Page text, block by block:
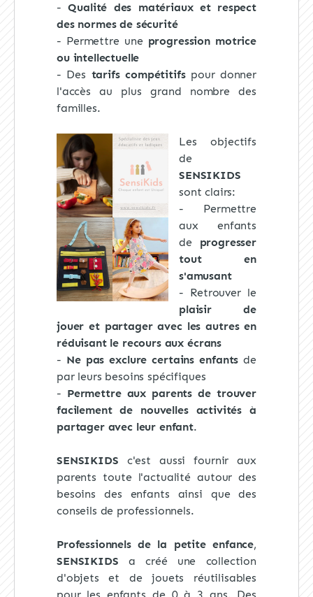
-Qualité des matériaux et respect
des normes de sécurité
- Permettre une progression motrice
ou intellectuelle
- Des tarifs compétitifspour donner
l'accès au plus grand nombre des
familles.
Les objectifs
de
SENSIKIDS
sont clairs:
- Permettre
aux enfants
de progresser
tout en
s'amusant
- Retrouver le
plaisir de
jouer et partager avec les autres en
réduisant le recours aux écrans
- Ne pas exclure certains enfantsde
par leurs besoins spécifiques
- Permettre aux parents de trouver
facilement de nouvelles activités à
partager avec leur enfant.
SENSIKIDS c'est aussi fournir aux
parents toute l'actualité autour des
besoins des enfants ainsi que des
conseils de professionnels.
Professionnels de la petite enfance,
SENSIKIDS a créé une collection
d'objets et de jouets réutilisables